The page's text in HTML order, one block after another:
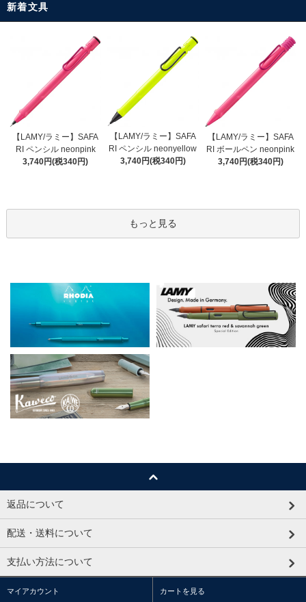
新着文具
【LAMY/ラミー】SAFA
RI ペンシル neonpink
3,740円(税340円)
【LAMY/ラミー】SAFA
RI ペンシル neonyellow
3,740円(税340円)
【LAMY/ラミー】SAFA
RI ボールペン neonpink
3,740円(税340円)
もっと見る
返品について
配送・送料について
支払い方法について
マイアカウント カートを見る